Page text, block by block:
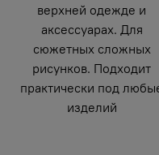
верхней одежде и
аксессуарах. Для
сюжетных сложных
рисунков. Подходит
практически под
изделий